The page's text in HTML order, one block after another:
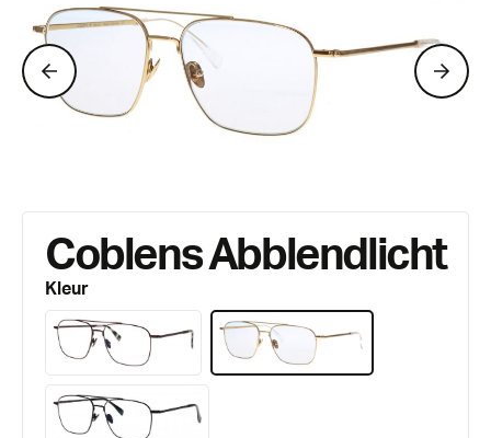
Coblens Abblendlicht
Kleur